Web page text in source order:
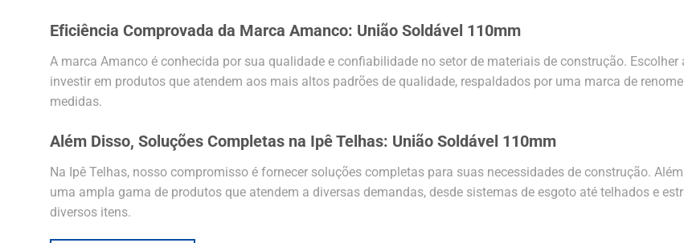
Eficiência Comprovada da Marca Amanco: União Soldável 110mm
A marca Amanco é conhecida por sua qualidade e confiabilidade no setor de materiais de construção.
investir em produtos que atendem aos mais altos padrões de qualidade, respaldados por uma marca de
medidas.
Além Disso, Soluções Completas na Ipê Telhas: União Soldável 110mm
Na Ipê Telhas, nosso compromisso é fornecer soluções completas para suas necessidades de construção.
uma ampla gama de produtos que atendem a diversas demandas, desde sistemas de esgoto até telhados e
diversos itens.